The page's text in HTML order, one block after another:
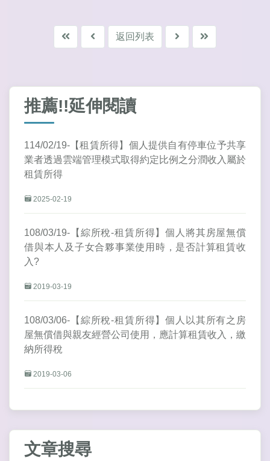
返回列表
推薦!!延伸閱讀
114/02/19-【租賃所得】個人提供自有停車位予共享
業者透過雲端管理模式取得約定比例之分潤收入屬於
租賃所得
2025-02-19
108/03/19-【綜所稅-租賃所得】個人將其房屋無償
借與本人及子女合夥事業使用時，是否計算租賃收
入?
2019-03-19
108/03/06-【綜所稅-租賃所得】個人以其所有之房
屋無償借與親友經營公司使用，應計算租賃收入，繳
納所得稅
2019-03-06
文章搜尋